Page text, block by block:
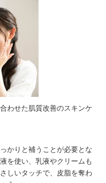
わせた肌質改善のスキンケ
かりと補うことが必要とな
を使い、乳液やクリームも
しいタッチで、皮脂を奪わ